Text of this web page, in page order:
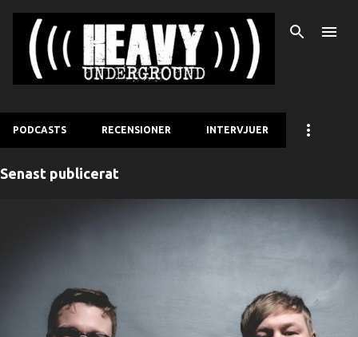
Fortsätt till huvudinnehåll
PODCASTS RECENSIONER INTERVJUER
Senast publicerat